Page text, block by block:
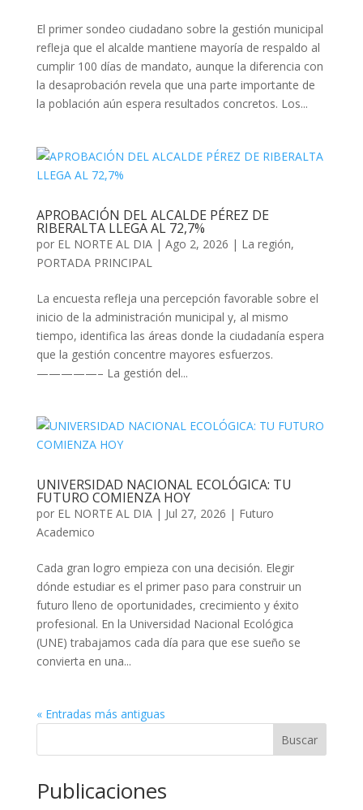
El primer sondeo ciudadano sobre la gestión municipal
refleja que el alcalde mantiene mayoría de respaldo al
cumplir 100 días de mandato, aunque la diferencia con
la desaprobación revela que una parte importante de
la población aún espera resultados concretos. Los...
APROBACIÓN DEL ALCALDE PÉREZ DE
RIBERALTA LLEGA AL 72,7%
por EL NORTE AL DIA| Ago 2, 2026 | La región,
PORTADA PRINCIPAL
La encuesta refleja una percepción favorable sobre el
inicio de la administración municipal y, al mismo
tiempo, identifica las áreas donde la ciudadanía espera
que la gestión concentre mayores esfuerzos.
—————– La gestión del...
UNIVERSIDAD NACIONAL ECOLÓGICA: TU
FUTURO COMIENZA HOY
por EL NORTE AL DIA| Jul 27, 2026 | Futuro
Academico
Cada gran logro empieza con una decisión. Elegir
dónde estudiar es el primer paso para construir un
futuro lleno de oportunidades, crecimiento y éxito
profesional. En la Universidad Nacional Ecológica
(UNE) trabajamos cada día para que ese sueño se
convierta en una...
« Entradas más antiguas
Buscar
Publicaciones